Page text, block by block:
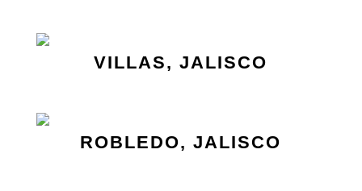
VILLAS, JALISCO
ROBLEDO, JALISCO